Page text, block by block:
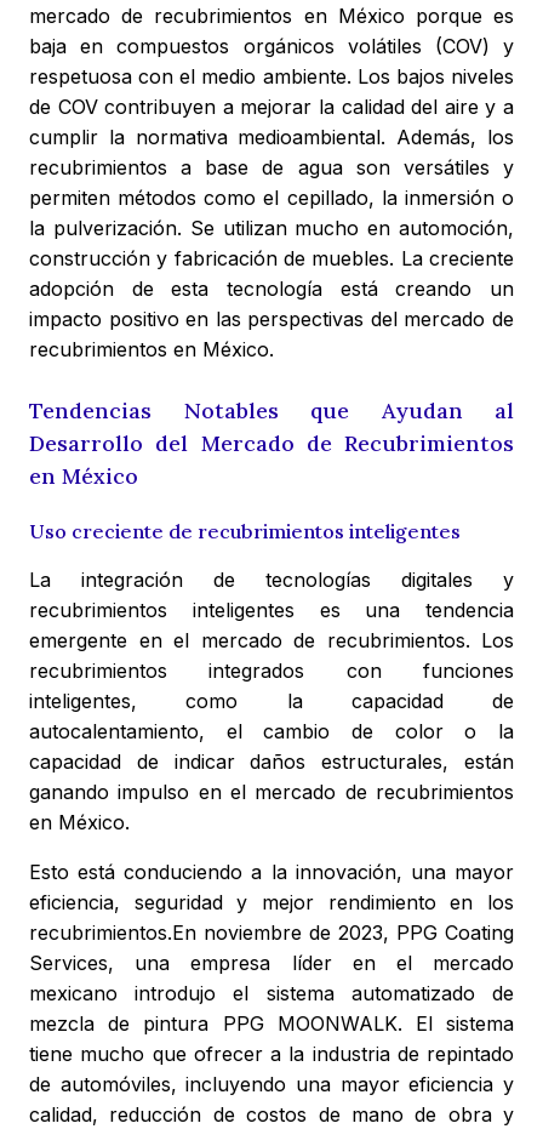
mercado de recubrimientos en México porque es
baja en compuestos orgánicos volátiles (COV) y
respetuosa con el medio ambiente. Los bajos niveles
de COV contribuyen a mejorar la calidad del aire y a
cumplir la normativa medioambiental. Además, los
recubrimientos a base de agua son versátiles y
permiten métodos como el cepillado, la inmersión o
la pulverización. Se utilizan mucho en automoción,
construcción y fabricación de muebles. La creciente
adopción de esta tecnología está creando un
impacto positivo en las perspectivas del mercado de
recubrimientos en México.
Tendencias Notables que Ayudan al
Desarrollo del Mercado de Recubrimientos
en México
Uso creciente de recubrimientos inteligentes
La integración de tecnologías digitales y
recubrimientos inteligentes es una tendencia
emergente en el mercado de recubrimientos. Los
recubrimientos integrados con funciones
inteligentes, como la capacidad de
autocalentamiento, el cambio de color o la
capacidad de indicar daños estructurales, están
ganando impulso en el mercado de recubrimientos
en México.
Esto está conduciendo a la innovación, una mayor
eficiencia, seguridad y mejor rendimiento en los
recubrimientos.En noviembre de 2023, PPG Coating
Services, una empresa líder en el mercado
mexicano introdujo el sistema automatizado de
mezcla de pintura PPG MOONWALK. El sistema
tiene mucho que ofrecer a la industria de repintado
de automóviles, incluyendo una mayor eficiencia y
calidad, reducción de costos de mano de obra y